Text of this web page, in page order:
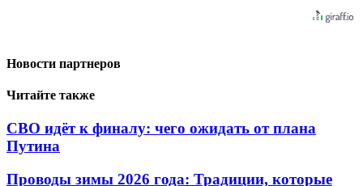
Новости партнеров
Читайте также
СВО идёт к финалу: чего ожидать от плана
Путина
Проводы зимы 2026 года: Традиции, которые